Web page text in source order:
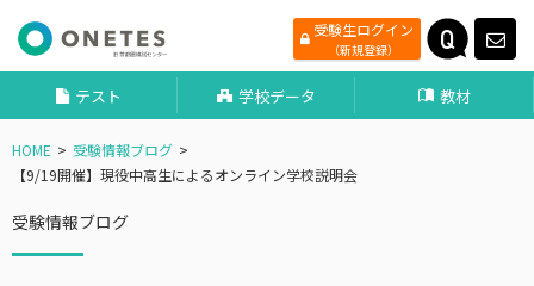
受験生ログイン
（新規登録）
テスト 学校データ 教材
HOME
受験情報ブログ
【9/19開催】現役中高生によるオンライン学校説明会
受験情報ブログ